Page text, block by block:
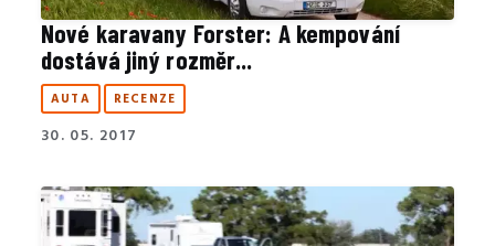
Nové karavany Forster: A kempování
dostává jiný rozměr...
AUTA RECENZE
30. 05. 2017